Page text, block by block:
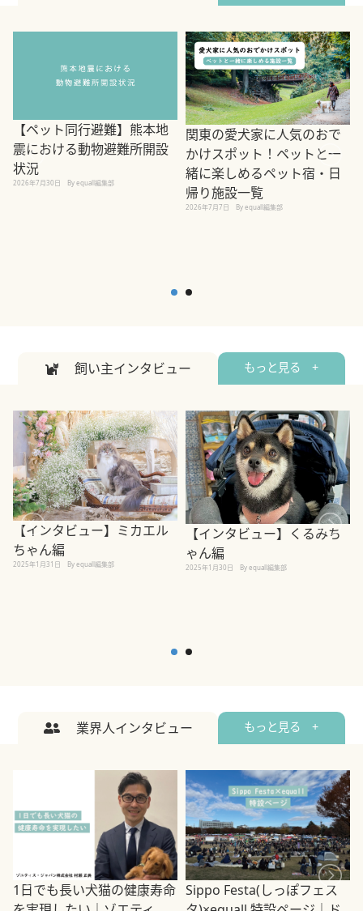
【ペット同行避難】熊本地
震における動物避難所開設
状況
2026年7月30日 By equall編集部
関東の愛犬家に人気のおで
かけスポット！ペットと一
緒に楽しめるペット宿・日
帰り施設一覧
2026年7月7日 By equall編集部
飼い主インタビュー もっと見る +
【インタビュー】ミカエル
ちゃん編
2025年1月31日 By equall編集部
【インタビュー】くるみち
ゃん編
2025年1月30日 By equall編集部
業界人インタビュー もっと見る +
1日でも長い犬猫の健康寿命 Sippo Festa(しっぽフェス